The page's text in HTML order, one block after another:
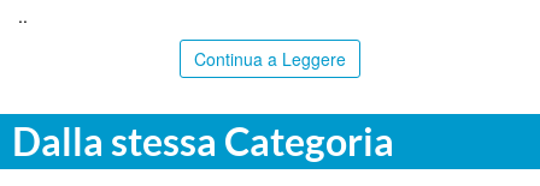
..
Continua a Leggere
Dalla stessa Categoria
CALTANISSETTA